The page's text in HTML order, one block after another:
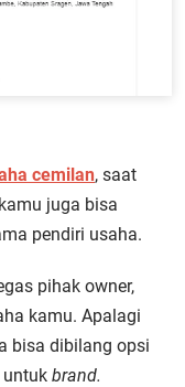
cemilan, saat
juga bisa
pendiri usaha.
pihak owner,
kamu. Apalagi
bisa dibilang opsi
brand.